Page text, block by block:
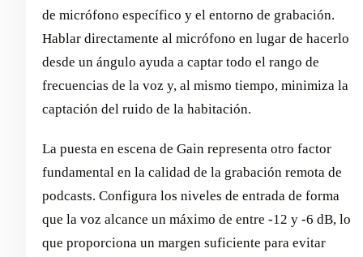
de micrófono específico y el entorno de grabación.
Hablar directamente al micrófono en lugar de hacerlo
desde un ángulo ayuda a captar todo el rango de
frecuencias de la voz y, al mismo tiempo, minimiza la
captación del ruido de la habitación.
La puesta en escena de Gain representa otro factor
fundamental en la calidad de la grabación remota de
podcasts. Configura los niveles de entrada de forma
que la voz alcance un máximo de entre -12 y -6 dB, lo
que proporciona un margen suficiente para evitar